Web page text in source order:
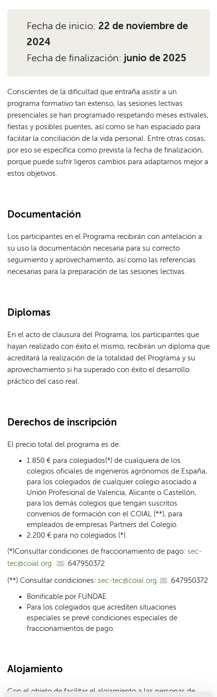
Fecha de inicio: 22 de noviembre de
2024
Fecha de finalización: junio de 2025
Conscientes de la dificultad que entraña asistir a un
programa formativo tan extenso, las sesiones lectivas
presenciales se han programado respetando meses estivales,
fiestas y posibles puentes, así como se han espaciado para
facilitar la conciliación de la vida personal. Entre otras cosas,
por eso se especifica como prevista la fecha de finalización,
porque puede sufrir ligeros cambios para adaptarnos mejor a
estos objetivos.
Documentación
Los participantes en el Programa recibirán con antelación a
su uso la documentación necesaria para su correcto
seguimiento y aprovechamiento, así como las referencias
necesarias para la preparación de las sesiones lectivas.
Diplomas
En el acto de clausura del Programa, los participantes que
hayan realizado con éxito el mismo, recibirán un diploma que
acreditará la realización de la totalidad del Programa y su
aprovechamiento si ha superado con éxito el desarrollo
práctico del caso real.
Derechos de inscripción
El precio total del programa es de:
1.850 € para colegiados(*) de cualquiera de los
colegios oficiales de ingenieros agrónomos de España,
para los colegiados de cualquier colegio asociado a
Unión Profesional de Valencia, Alicante o Castellón,
para los demás colegios que tengan suscritos
convenios de formación con el COIAL (**), para
empleados de empresas Partners del Colegio.
2.200 € para no colegiados (*).
(*)Consultar condiciones de fraccionamiento de pago: sec-
tec@coial.org
647950372
(**) Consultar condiciones: sec-tec@coial.org 647950372
Bonificable por FUNDAE.
Para los colegiados que acrediten situaciones
especiales se prevé condiciones especiales de
fraccionamientos de pago.
Alojamiento
Con el objeto de facilitar el alojamiento a las personas de